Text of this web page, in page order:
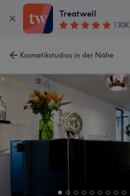
Treatwell
130K
Kosmetikstudios in der Nähe